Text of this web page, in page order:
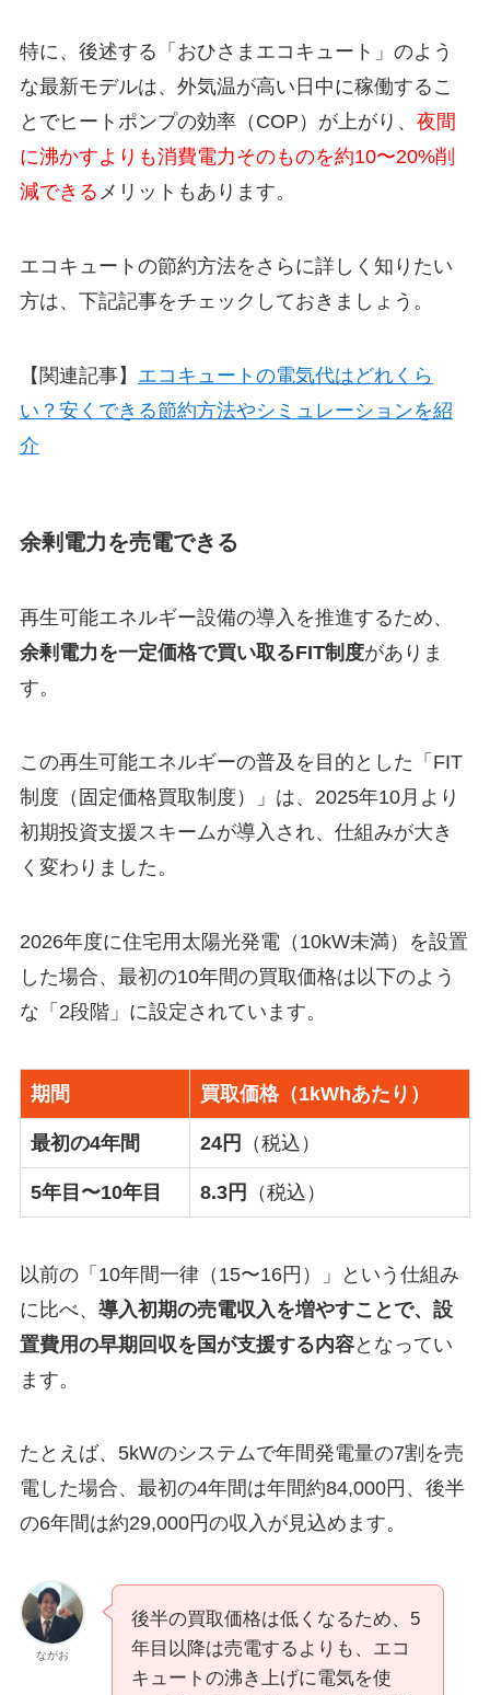
特に、後述する「おひさまエコキュート」のよう
な最新モデルは、外気温が高い日中に稼働するこ
とでヒートポンプの効率（COP）が上がり、 夜間
に沸かすよりも消費電力そのものを約10〜20%削
減できる メリットもあります。
エコキュートの節約方法をさらに詳しく知りたい
方は、下記記事をチェックしておきましょう。
【関連記事】 エコキュートの電気代はどれくら
い？安くできる節約方法やシミュレーションを紹
介
余剰電力を売電できる
再生可能エネルギー設備の導入を推進するため、
余剰電力を一定価格で買い取るFIT制度がありま
す。
この再生可能エネルギーの普及を目的とした「FIT
制度（固定価格買取制度）」は、2025年10月より
初期投資支援スキームが導入され、仕組みが大き
く変わりました。
2026年度に住宅用太陽光発電（10kW未満）を設置
した場合、最初の10年間の買取価格は以下のよう
な「2段階」に設定されています。
期間 買取価格（1kWhあたり）
最初の4年間 24円 （税込）
5年目〜10年目 8.3円 （税込）
以前の「10年間一律（15〜16円）」という仕組み
に比べ、 導入初期の売電収入を増やすことで、設
置費用の早期回収を国が支援する内容となってい
ます。
たとえば、5kWのシステムで年間発電量の7割を売
電した場合、最初の4年間は年間約84,000円、後半
の6年間は約29,000円の収入が見込めます。
ながお
後半の買取価格は低くなるため、5
年目以降は売電するよりも、エコ
キュートの沸き上げに電気を使